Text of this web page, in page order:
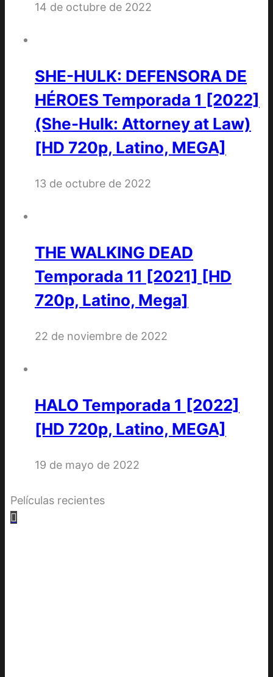
14 de octubre de 2022
SHE-HULK: DEFENSORA DE
HÉROES Temporada 1 [2022]
(She-Hulk: Attorney at Law)
[HD 720p, Latino, MEGA]
13 de octubre de 2022
THE WALKING DEAD
Temporada 11 [2021] [HD
720p, Latino, Mega]
22 de noviembre de 2022
HALO Temporada 1 [2022]
[HD 720p, Latino, MEGA]
19 de mayo de 2022
Películas recientes